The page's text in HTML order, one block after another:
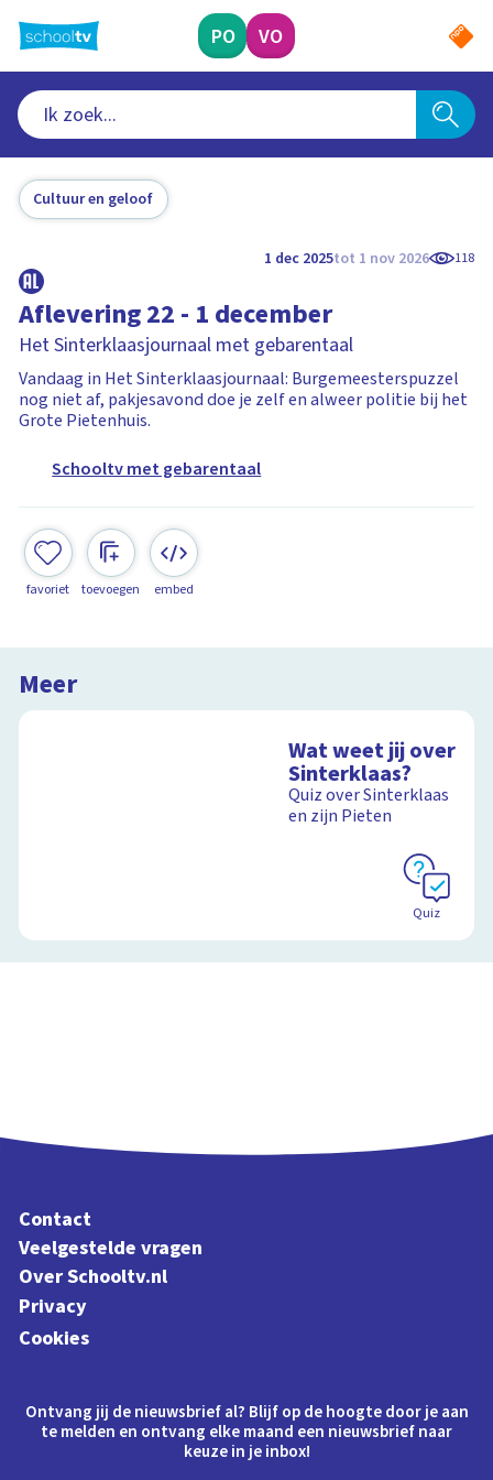
naar
hoofdinhoud
PO VO
Cultuur en geloof
1 dec 2025tot 1 nov 2026 118
Aflevering 22 - 1 december
Het Sinterklaasjournaal met gebarentaal
Vandaag in Het Sinterklaasjournaal: Burgemeesterspuzzel
nog niet af, pakjesavond doe je zelf en alweer politie bij het
Grote Pietenhuis.
Schooltv met gebarentaal
favoriet toevoegen embed
Meer
Wat weet jij over
Sinterklaas?
Quiz over Sinterklaas
en zijn Pieten
Quiz
Contact
Veelgestelde vragen
Over Schooltv.nl
Privacy
Cookies
Ontvang jij de nieuwsbrief al? Blijf op de hoogte door je aan
te melden en ontvang elke maand een nieuwsbrief naar
keuze in je inbox!